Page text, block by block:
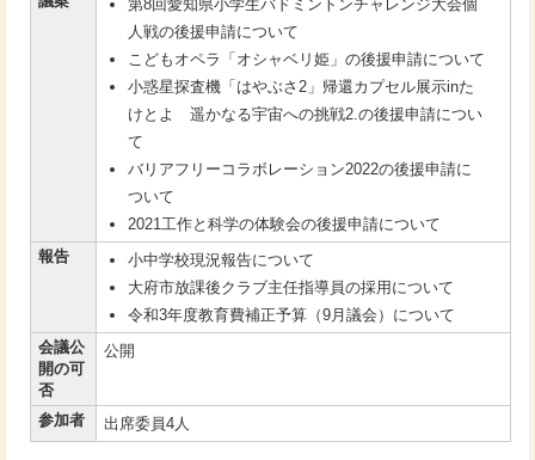
第8回愛知県小学生バドミントンチャレンジ大会個
人戦の後援申請について
こどもオペラ「オシャベリ姫」の後援申請について
小惑星探査機「はやぶさ2」帰還カプセル展示inた
けとよ 遥かなる宇宙への挑戦2.の後援申請につい
て
バリアフリーコラボレーション2022の後援申請に
ついて
2021工作と科学の体験会の後援申請について
報告
小中学校現況報告について
大府市放課後クラブ主任指導員の採用について
令和3年度教育費補正予算（9月議会）について
会議公
開の可
否
公開
参加者 出席委員4人